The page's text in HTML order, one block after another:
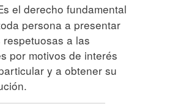
el derecho fundamental
persona a presentar
a las
por motivos de interés
y a obtener su